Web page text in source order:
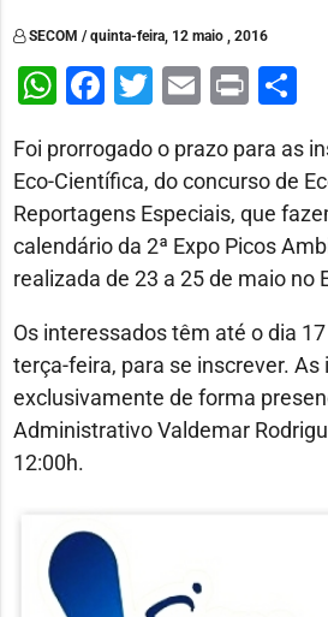
SECOM / quinta-feira, 12 maio , 2016
WhatsApp
Facebook
Twitter
Email
Print
Foi prorrogado o prazo para as
Eco-Científica, do concurso de
Reportagens Especiais, que
calendário da 2ª Expo Picos
realizada de 23 a 25 de maio no
Os interessados têm até o dia
terça-feira, para se inscrever.
exclusivamente de forma
Administrativo Valdemar
12:00h.